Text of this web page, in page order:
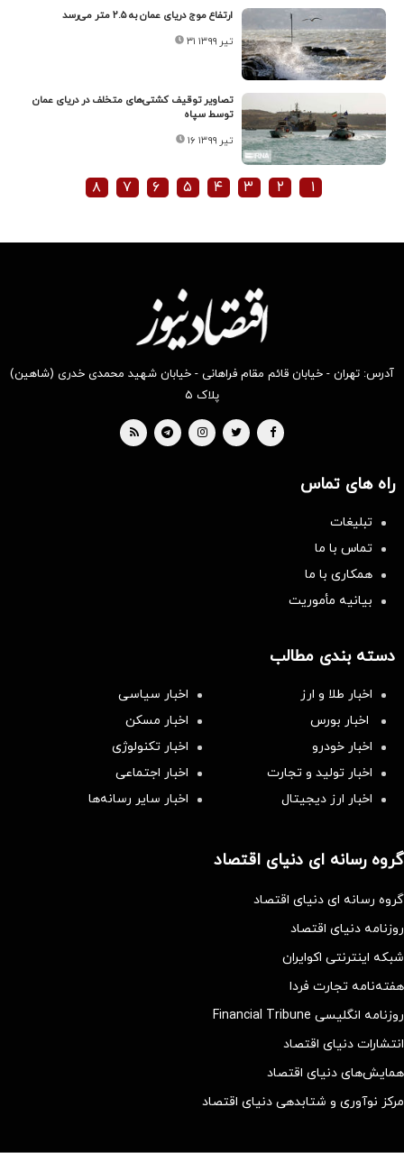
ارتفاع موج دریای عمان به ۲.۵ متر می‌رسد
۳۱ تیر ۱۳۹۹
تصاویر توقیف کشتی‌های متخلف در دریای عمان
توسط سپاه
۱۶ تیر ۱۳۹۹
۱ ۲ ۳ ۴ ۵ ۶ ۷ ۸
آدرس: تهران - خیابان قائم مقام فراهانی - خیابان شهید محمدی خدری (شاهین)
پلاک ۵
راه های تماس
تبلیغات
تماس با ما
همکاری با ما
بیانیه مأموریت
دسته بندی مطالب
اخبار طلا و ارز
اخبار سیاسی
اخبار بورس
اخبار مسکن
اخبار خودرو
اخبار تکنولوژی
اخبار تولید و تجارت
اخبار اجتماعی
اخبار ارز دیجیتال
اخبار سایر رسانه‌‌ها
گروه رسانه ای دنیای اقتصاد
گروه رسانه ای دنیای اقتصاد
روزنامه دنیای اقتصاد
شبکه اینترنتی اکوایران
هفته‌نامه تجارت فردا
روزنامه انگلیسی Financial Tribune
انتشارات دنیای اقتصاد
همایش‌های دنیای اقتصاد
مرکز نوآوری و شتابدهی دنیای اقتصاد